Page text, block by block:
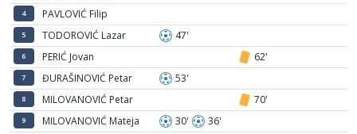
4 PAVLOVIĆ Filip
5 TODOROVIĆ Lazar 47'
6 PERIĆ Jovan 62'
7 ĐURAŠINOVIĆ Petar 53'
8 MILOVANOVIĆ Petar 70'
9 MILOVANOVIĆ Mateja 30' 36'